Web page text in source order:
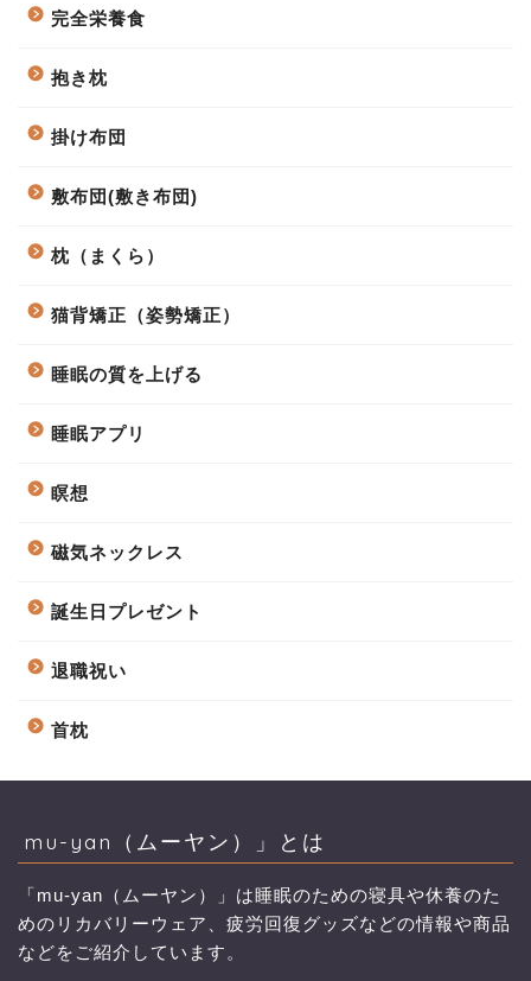
完全栄養食
抱き枕
掛け布団
敷布団(敷き布団)
枕（まくら）
猫背矯正（姿勢矯正）
睡眠の質を上げる
睡眠アプリ
瞑想
磁気ネックレス
誕生日プレゼント
退職祝い
首枕
mu-yan（ムーヤン）」とは
「mu-yan（ムーヤン）」は睡眠のための寝具や休養のた
めのリカバリーウェア、疲労回復グッズなどの情報や商品
などをご紹介しています。